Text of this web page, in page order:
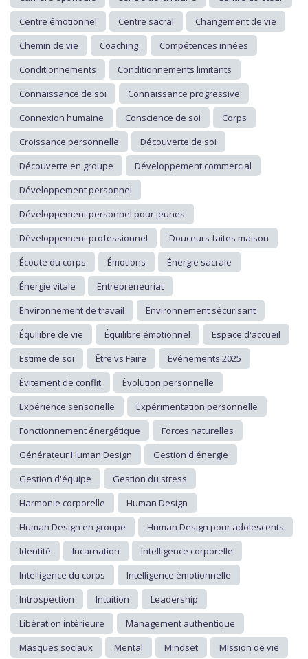
Centre émotionnel
Centre sacral
Changement de vie
Chemin de vie
Coaching
Compétences innées
Conditionnements
Conditionnements limitants
Connaissance de soi
Connaissance progressive
Connexion humaine
Conscience de soi
Corps
Croissance personnelle
Découverte de soi
Découverte en groupe
Développement commercial
Développement personnel
Développement personnel pour jeunes
Développement professionnel
Douceurs faites maison
Écoute du corps
Émotions
Énergie sacrale
Énergie vitale
Entrepreneuriat
Environnement de travail
Environnement sécurisant
Équilibre de vie
Équilibre émotionnel
Espace d'accueil
Estime de soi
Être vs Faire
Événements 2025
Évitement de conflit
Évolution personnelle
Expérience sensorielle
Expérimentation personnelle
Fonctionnement énergétique
Forces naturelles
Générateur Human Design
Gestion d'énergie
Gestion d'équipe
Gestion du stress
Harmonie corporelle
Human Design
Human Design en groupe
Human Design pour adolescents
Identité
Incarnation
Intelligence corporelle
Intelligence du corps
Intelligence émotionnelle
Introspection
Intuition
Leadership
Libération intérieure
Management authentique
Masques sociaux
Mental Mindset
Mission de vie